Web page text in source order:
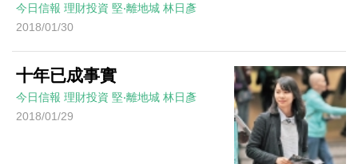
今日信報 理財投資 堅‧離地城 林日彥
2018/01/30
十年已成事實
今日信報 理財投資 堅‧離地城 林日彥
2018/01/29